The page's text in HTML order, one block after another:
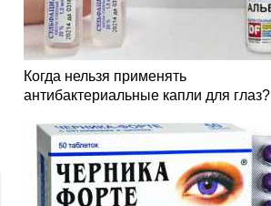
Когда нельзя применять
антибактериальные капли для глаз?